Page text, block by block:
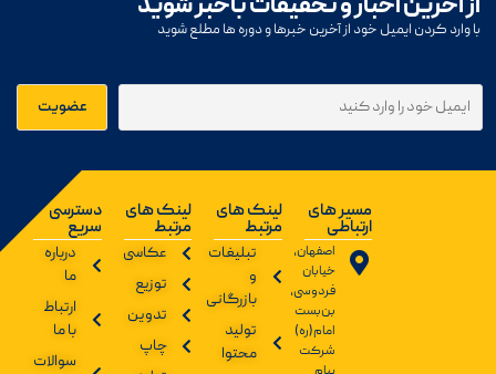
از آخرین اخبار و تخفیفات باخبر شوید
با وارد کردن ایمیل خود از آخرین خبرها و دوره ها مطلع شوید
مسیر های
ارتباطی
اصفهان،
خیابان
فردوسی،
بن‌بست
امام(ره)
شرکت
لینک های
مرتبط
تبلیغات
و
بازرگانی
تولید
محتوا
لینک های
مرتبط
عکاسی
توزیع
تدوین
چاپ
دسترسی
سریع
درباره
ما
ارتباط
با ما
سوالات